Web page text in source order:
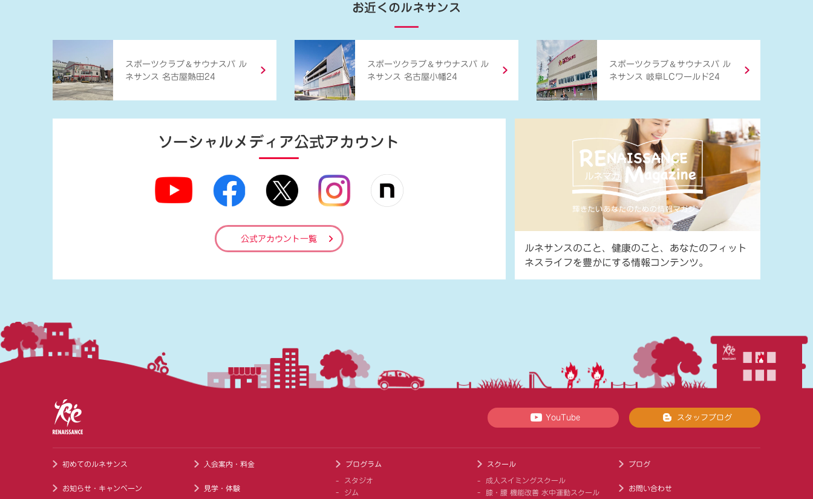
お近くのルネサンス
スポーツクラブ ＆ サウナスパ ル
ネサンス 名古屋熱田24
スポーツクラブ ＆ サウナスパ ル
ネサンス 名古屋小幡24
スポーツクラブ ＆ サウナスパ ル
ネサンス 岐阜LCワールド24
ソーシャルメディア公式アカウント
公式アカウント一覧
ルネサンスのこと、健康のこと、あなたのフィット
ネスライフを豊かにする情報コンテンツ。
YouTube スタッフブログ
初めてのルネサンス
お知らせ・キャンペーン
入会案内・料金
見学・体験
プログラム
スタジオ
ジム
スクール
成人スイミングスクール
膝・腰 機能改善 水中運動スクール
ブログ
お問い合わせ